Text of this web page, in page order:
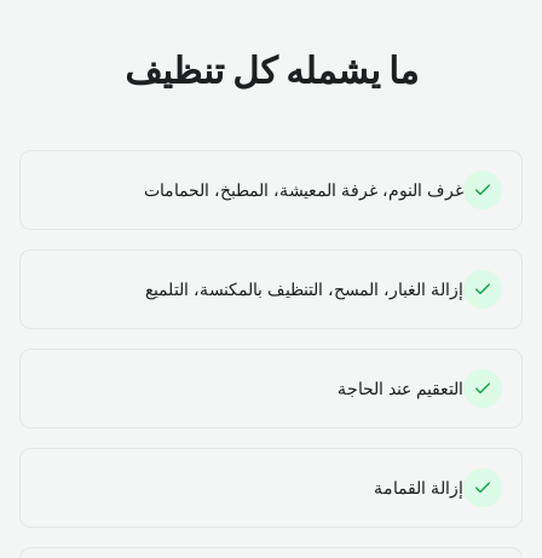
ما يشمله كل تنظيف
غرف النوم، غرفة المعيشة، المطبخ، الحمامات
إزالة الغبار، المسح، التنظيف بالمكنسة، التلميع
التعقيم عند الحاجة
إزالة القمامة